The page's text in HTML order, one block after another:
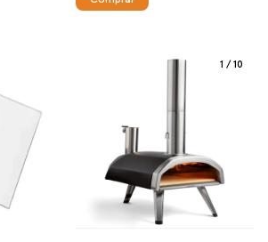
1 /10